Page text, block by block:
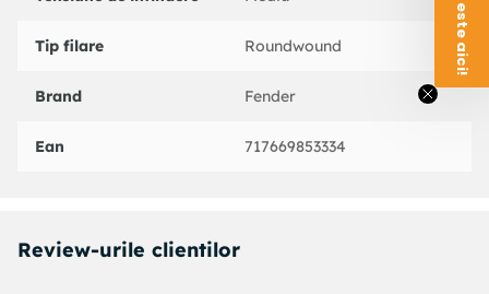
Tip filare Roundwound
Brand Fender
Ean 717669853334
Review-urile clientilor